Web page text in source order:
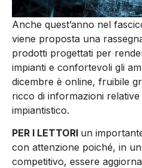
Anche quest’anno nel
viene proposta una
prodotti progettati per
impianti e confortevoli gli
dicembre è online, fruibile
ricco di informazioni relative
impiantistico.
PER I LETTORI un
con attenzione poiché, in
competitivo, essere